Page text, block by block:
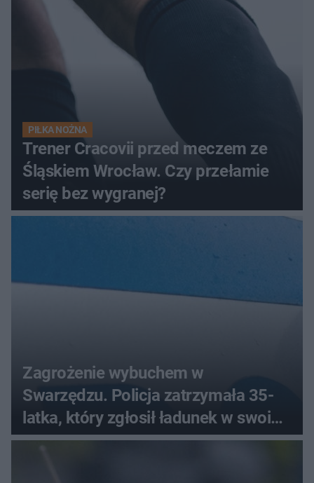
PIŁKA NOŻNA
Trener Cracovii przed meczem ze
Śląskiem Wrocław. Czy przełamie
serię bez wygranej?
Zagrożenie wybuchem w
Swarzędzu. Policja zatrzymała 35-
latka, który zgłosił ładunek w swoim
aucie